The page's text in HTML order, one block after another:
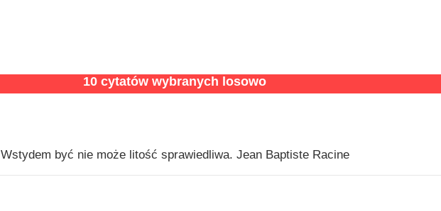
10 cytatów wybranych losowo
Wstydem być nie może litość sprawiedliwa. Jean Baptiste Racine